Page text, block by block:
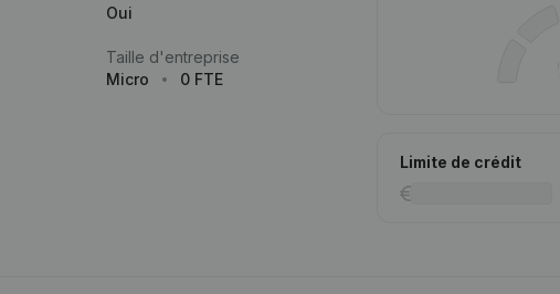
Oui
Taille d'entreprise
Micro
0 FTE
Limite de crédit